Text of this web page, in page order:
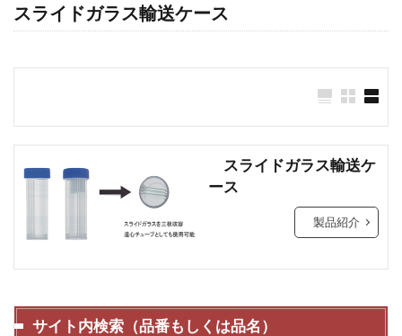
スライドガラス輸送ケース
スライドガラス輸送ケ
ース
製品紹介
サイト内検索（品番もしくは品名）